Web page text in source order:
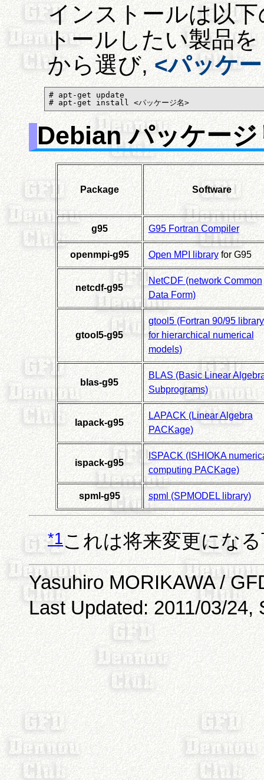
インストールは以
トールしたい製品
から選び,<パッケ
# apt-get update
# apt-get install <パッケージ名>
Debian パッケー
Package Software
g95 G95 Fortran Compiler
openmpi-g95 Open MPI libraryfor G95
netcdf-g95
NetCDF (network Common
Data Form)
gtool5-g95
gtool5 (Fortran 90/95 library
for hierarchical numerical
models)
blas-g95
BLAS (Basic Linear
Subprograms)
lapack-g95
LAPACK (Linear Algebra
PACKage)
ispack-g95
ISPACK (ISHIOKA
computing PACKage)
spml-g95 spml (SPMODEL library)
*1これは将来変更にな
Yasuhiro MORIKAWA /
Last Updated: 2011/03/24,